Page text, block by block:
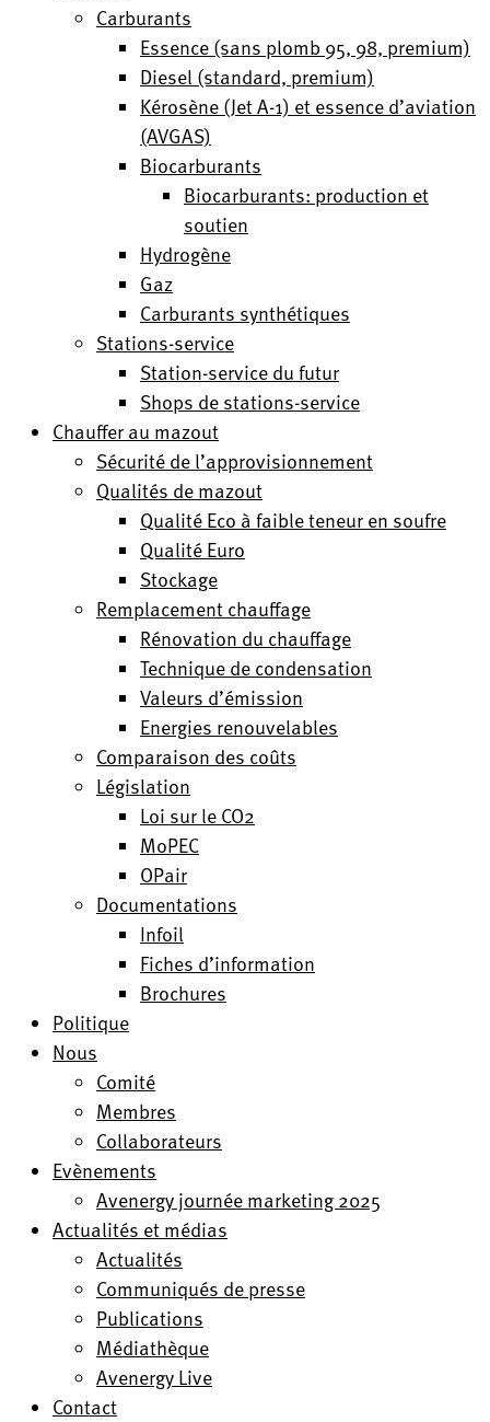
Carburants
Essence (sans plomb 95, 98, premium)
Diesel (standard, premium)
Kérosène (Jet A-1) et essence d’aviation
(AVGAS)
Biocarburants
Biocarburants: production et
soutien
Hydrogène
Gaz
Carburants synthétiques
Stations-service
Station-service du futur
Shops de stations-service
Chauffer au mazout
Sécurité de l’approvisionnement
Qualités de mazout
Qualité Eco à faible teneur en soufre
Qualité Euro
Stockage
Remplacement chauffage
Rénovation du chauffage
Technique de condensation
Valeurs d’émission
Energies renouvelables
Comparaison des coûts
Législation
Loi sur le CO2
MoPEC
OPair
Documentations
Infoil
Fiches d’information
Brochures
Politique
Nous
Comité
Membres
Collaborateurs
Evènements
Avenergy journée marketing 2025
Actualités et médias
Actualités
Communiqués de presse
Publications
Médiathèque
Avenergy Live
Contact